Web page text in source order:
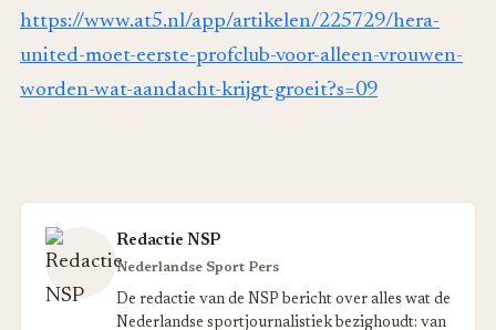
https://www.at5.nl/app/artikelen/225729/hera-
united-moet-eerste-profclub-voor-alleen-vrouwen-
worden-wat-aandacht-krijgt-groeit?s=09
Redactie NSP
Nederlandse Sport Pers
De redactie van de NSP bericht over alles wat de
Nederlandse sportjournalistiek bezighoudt: van